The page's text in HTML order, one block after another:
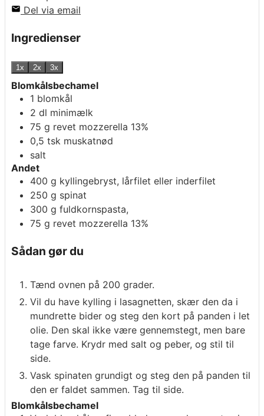
Del via email
Ingredienser
1x 2x 3x
Blomkålsbechamel
1 blomkål
2 dl minimælk
75 g revet mozzerella 13%
0,5 tsk muskatnød
salt
Andet
400 g kyllingebryst, lårfilet eller inderfilet
250 g spinat
300 g fuldkornspasta,
75 g revet mozzerella 13%
Sådan gør du
Tænd ovnen på 200 grader.
Vil du have kylling i lasagnetten, skær den da i
mundrette bider og steg den kort på panden i let
olie. Den skal ikke være gennemstegt, men bare
tage farve. Krydr med salt og peber, og stil til
side.
Vask spinaten grundigt og steg den på panden til
den er faldet sammen. Tag til side.
Blomkålsbechamel